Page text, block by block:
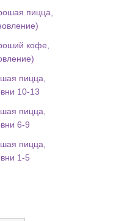
пицца,
кофе,
пицца,
10-13
пицца,
6-9
пицца,
1-5